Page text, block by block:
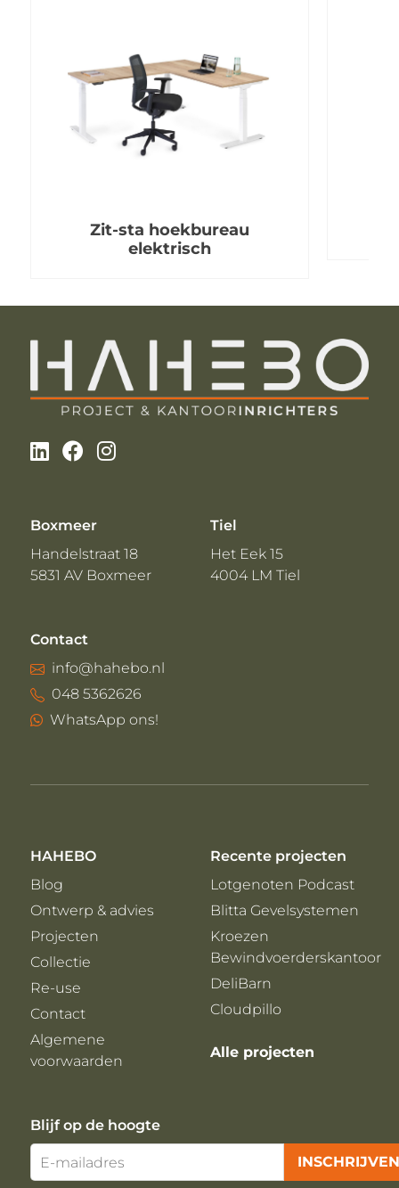
Zit-sta hoekbureau
elektrisch
Boxmeer
Handelstraat 18
5831 AV Boxmeer
Tiel
Het Eek 15
4004 LM Tiel
Contact
info@hahebo.nl
048 5362626
WhatsApp ons!
HAHEBO
Blog
Ontwerp & advies
Projecten
Collectie
Re-use
Contact
Algemene
voorwaarden
Recente projecten
Lotgenoten Podcast
Blitta Gevelsystemen
Kroezen
Bewindvoerderskantoor
DeliBarn
Cloudpillo
Alle projecten
Blijf op de hoogte